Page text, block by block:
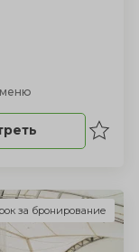
меню
за бронирование